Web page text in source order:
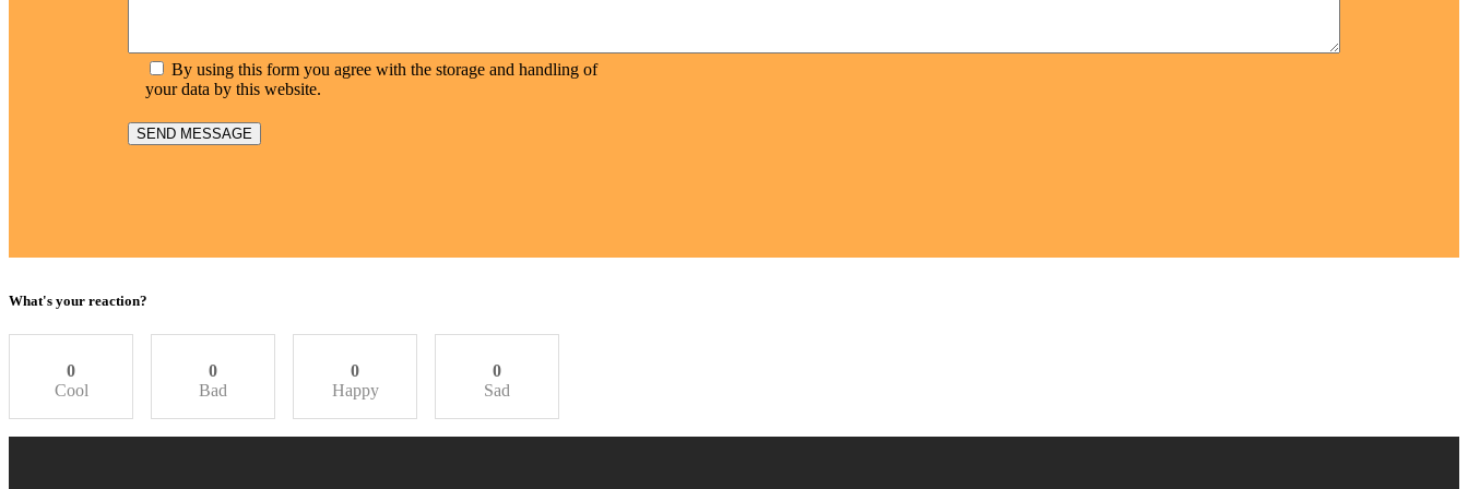
By using this form you agree with the storage and handling of
your data by this website.
What's your reaction?
0
Cool
0
Bad
0
Happy
0
Sad